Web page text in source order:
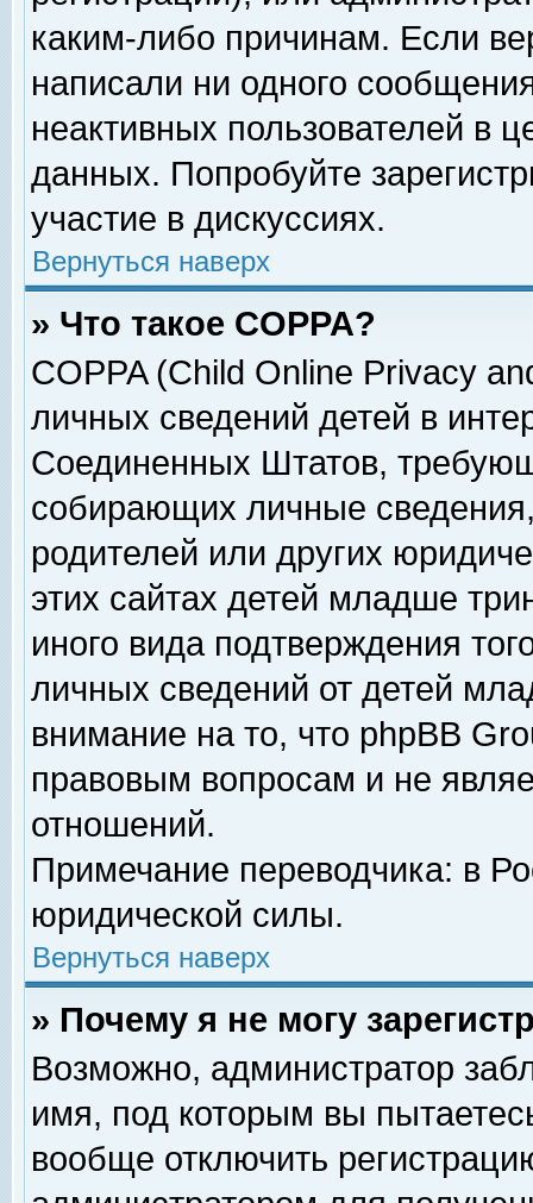
каким-либо причинам. Если
написали ни одного
неактивных пользователей в
данных. Попробуйте
участие в дискуссиях.
Вернуться наверх
» Что такое COPPA?
COPPA (Child Online Privacy
личных сведений детей в
Соединенных Штатов,
собирающих личные
родителей или других
этих сайтах детей младше
иного вида подтверждения
личных сведений от детей
внимание на то, что phpBB
правовым вопросам и не
отношений.
Примечание переводчика: в
юридической силы.
Вернуться наверх
» Почему я не могу
Возможно, администратор
имя, под которым вы
вообще отключить